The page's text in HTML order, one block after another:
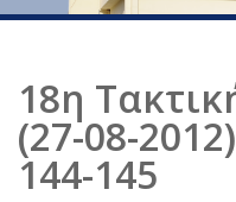
18η
(27-08-
144-145